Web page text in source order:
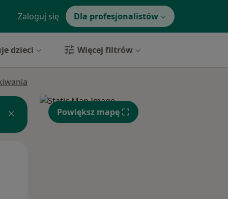
Zaloguj się Dla profesjonalistów
dzieci Więcej filtrów
Powiększ mapę